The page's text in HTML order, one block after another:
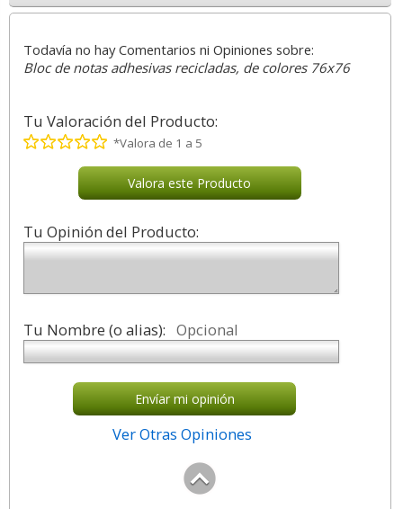
Todavía no hay Comentarios ni Opiniones sobre:
Bloc de notas adhesivas recicladas, de colores 76x76
Tu Valoración del Producto:
*Valora de 1 a 5
Valora este Producto
Tu Opinión del Producto:
Tu Nombre (o alias): Opcional
Envíar mi opinión
Ver Otras Opiniones